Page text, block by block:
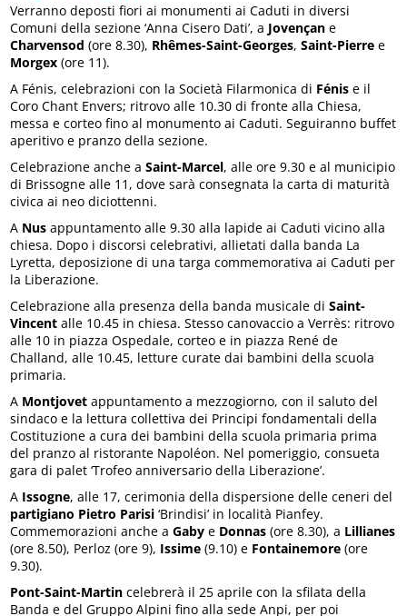
Verranno deposti fiori ai monumenti ai Caduti in diversi
Comuni della sezione ‘Anna Cisero Dati’, a Jovençan e
Charvensod (ore 8.30), Rhêmes-Saint-Georges,Saint-Pierre e
Morgex (ore 11).
A Fénis, celebrazioni con la Società Filarmonica di Fénis e il
Coro Chant Envers; ritrovo alle 10.30 di fronte alla Chiesa,
messa e corteo fino al monumento ai Caduti. Seguiranno buffet
aperitivo e pranzo della sezione.
Celebrazione anche aSaint-Marcel, alle ore 9.30 e al municipio
di Brissogne alle 11, dove sarà consegnata la carta di maturità
civica ai neo diciottenni.
A Nus appuntamento alle 9.30 alla lapide ai Caduti vicino alla
chiesa. Dopo i discorsi celebrativi, allietati dalla banda La
Lyretta, deposizione di una targa commemorativa ai Caduti per
la Liberazione.
Celebrazione alla presenza della banda musicale diSaint-
Vincent alle 10.45 in chiesa. Stesso canovaccio a Verrès: ritrovo
alle 10 in piazza Ospedale, corteo e in piazza René de
Challand, alle 10.45, letture curate dai bambini della scuola
primaria.
A Montjovet appuntamento a mezzogiorno, con il saluto del
sindaco e la lettura collettiva dei Principi fondamentali della
Costituzione a cura dei bambini della scuola primaria prima
del pranzo al ristorante Napoléon. Nel pomeriggio, consueta
gara di palet ‘Trofeo anniversario della Liberazione’.
A Issogne, alle 17, cerimonia della dispersione delle ceneri del
partigiano Pietro Parisi ‘Brindisi’ in località Pianfey.
Commemorazioni anche aGaby e Donnas (ore 8.30), a Lillianes
(ore 8.50), Perloz (ore 9), Issime (9.10) e Fontainemore (ore
9.30).
Pont-Saint-Martin celebrerà il 25 aprile con la sfilata della
Banda e del Gruppo Alpini fino alla sede Anpi, per poi